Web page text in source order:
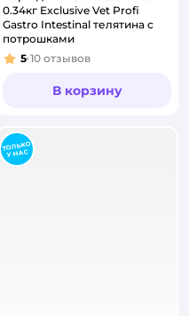
0.34кг Exclusive Vet Profi
Gastro Intestinal телятина с
потрошками
Рейтинг:
5 10 отзывов
В корзину